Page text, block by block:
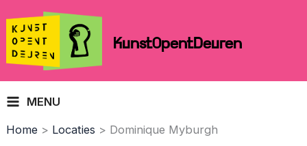
content
KunstOpentDeuren
MENU
Home Locaties Dominique Myburgh